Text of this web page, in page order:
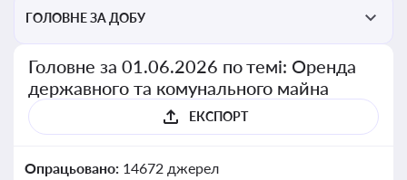
ГОЛОВНЕ ЗА ДОБУ
Головне за 01.06.2026 по темі: Оренда
державного та комунального майна
ЕКСПОРТ
Опрацьовано: 14672 джерел